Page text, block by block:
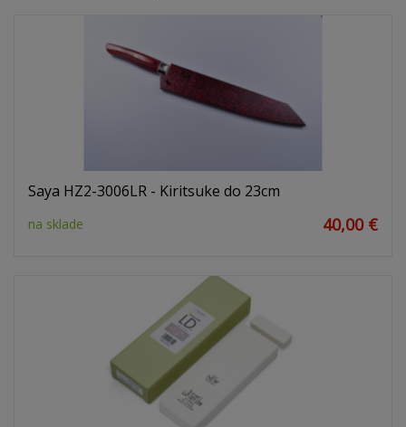
Saya HZ2-3006LR - Kiritsuke do 23cm
na sklade 40,00 €